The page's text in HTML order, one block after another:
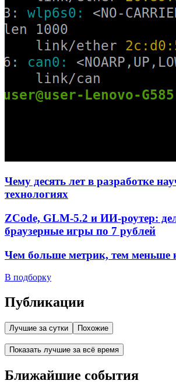
Чему десять лет в разработке
технологиях
ZCode, GLM-5.2 и ИИ-роутер:
браузерные игры по 7 рублей
Чем больше метрик, тем меньше
В подборку
Публикации
Лучшие за сутки Похожие
Показать лучшие за всё время
Ближайшие события